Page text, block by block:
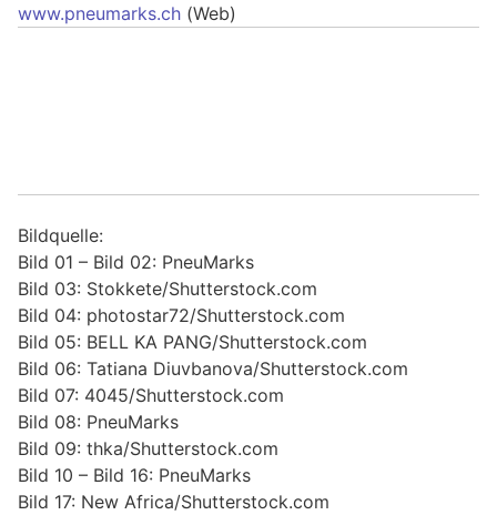
www.pneumarks.ch (Web)
Bildquelle:
Bild 01 – Bild 02: PneuMarks
Bild 03: Stokkete/Shutterstock.com
Bild 04: photostar72/Shutterstock.com
Bild 05: BELL KA PANG/Shutterstock.com
Bild 06: Tatiana Diuvbanova/Shutterstock.com
Bild 07: 4045/Shutterstock.com
Bild 08: PneuMarks
Bild 09: thka/Shutterstock.com
Bild 10 – Bild 16: PneuMarks
Bild 17: New Africa/Shutterstock.com